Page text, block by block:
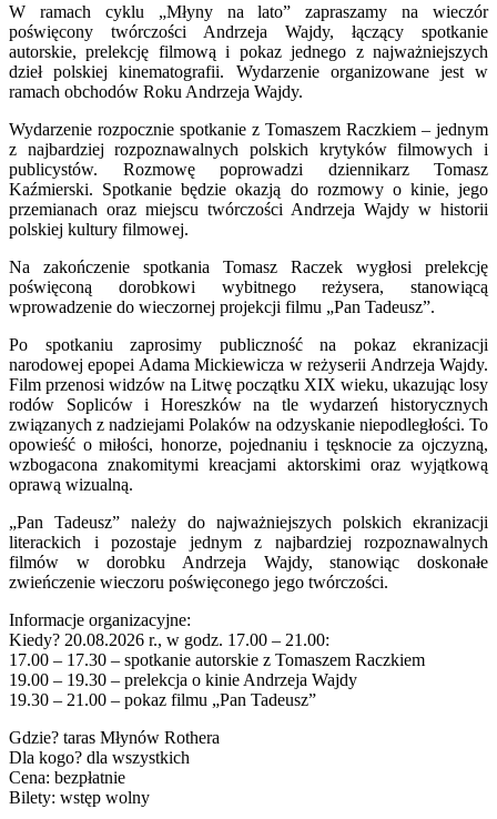
W ramach cyklu „Młyny na lato” zapraszamy na wieczór
poświęcony twórczości Andrzeja Wajdy, łączący spotkanie
autorskie, prelekcję filmową i pokaz jednego z najważniejszych
dzieł polskiej kinematografii. Wydarzenie organizowane jest w
ramach obchodów Roku Andrzeja Wajdy.
Wydarzenie rozpocznie spotkanie z Tomaszem Raczkiem – jednym
z najbardziej rozpoznawalnych polskich krytyków filmowych i
publicystów. Rozmowę poprowadzi dziennikarz Tomasz
Kaźmierski. Spotkanie będzie okazją do rozmowy o kinie, jego
przemianach oraz miejscu twórczości Andrzeja Wajdy w historii
polskiej kultury filmowej.
Na zakończenie spotkania Tomasz Raczek wygłosi prelekcję
poświęconą dorobkowi wybitnego reżysera, stanowiącą
wprowadzenie do wieczornej projekcji filmu „Pan Tadeusz”.
Po spotkaniu zaprosimy publiczność na pokaz ekranizacji
narodowej epopei Adama Mickiewicza w reżyserii Andrzeja Wajdy.
Film przenosi widzów na Litwę początku XIX wieku, ukazując losy
rodów Sopliców i Horeszków na tle wydarzeń historycznych
związanych z nadziejami Polaków na odzyskanie niepodległości. To
opowieść o miłości, honorze, pojednaniu i tęsknocie za ojczyzną,
wzbogacona znakomitymi kreacjami aktorskimi oraz wyjątkową
oprawą wizualną.
„Pan Tadeusz” należy do najważniejszych polskich ekranizacji
literackich i pozostaje jednym z najbardziej rozpoznawalnych
filmów w dorobku Andrzeja Wajdy, stanowiąc doskonałe
zwieńczenie wieczoru poświęconego jego twórczości.
Informacje organizacyjne:
Kiedy? 20.08.2026 r., w godz. 17.00 – 21.00:
17.00 – 17.30 – spotkanie autorskie z Tomaszem Raczkiem
19.00 – 19.30 – prelekcja o kinie Andrzeja Wajdy
19.30 – 21.00 – pokaz filmu „Pan Tadeusz”
Gdzie? taras Młynów Rothera
Dla kogo? dla wszystkich
Cena: bezpłatnie
Bilety: wstęp wolny